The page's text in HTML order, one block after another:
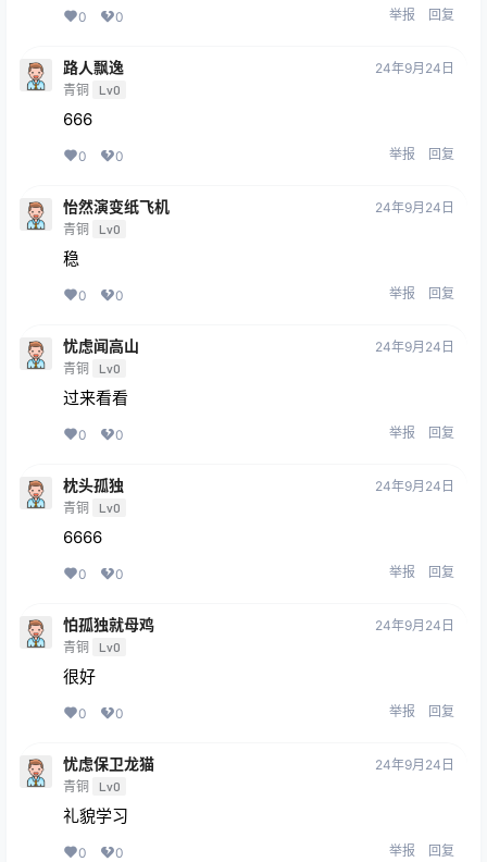
0 0 举报 回复
路人飘逸
青铜 Lv0
24年9月24日
666
0 0 举报 回复
怡然演变纸飞机
青铜 Lv0
24年9月24日
稳
0 0 举报 回复
忧虑闻高山
青铜 Lv0
24年9月24日
过来看看
0 0 举报 回复
枕头孤独
青铜 Lv0
24年9月24日
6666
0 0 举报 回复
怕孤独就母鸡
青铜 Lv0
24年9月24日
很好
0 0 举报 回复
忧虑保卫龙猫
青铜 Lv0
24年9月24日
礼貌学习
0 0 举报 回复